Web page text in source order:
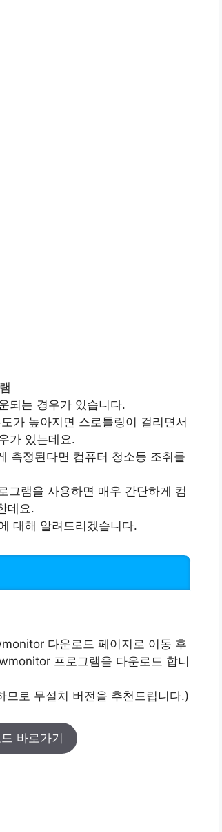
되는 경우가 있습니다.
가 높아지면 스로틀링이 걸리면서
가 있는데요.
측정된다면 컴퓨터 청소등 조취를
그램을 사용하면 매우 간단하게 컴
데요.
대해 알려드리겠습니다.
다운로드 페이지로 이동 후
프로그램을 다운로드 합니
로 무설치 버전을 추천드립니다.)
바로가기